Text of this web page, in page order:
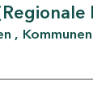
Kommunen